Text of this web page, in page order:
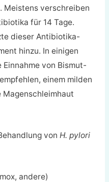
Meistens verschreiben
für 14 Tage.
dieser Antibiotika-
hinzu. In einigen
von Bismut-
einem milden
von H. pylori
andere)